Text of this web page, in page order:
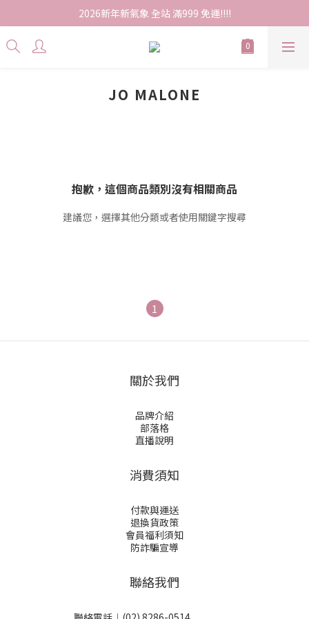
2026新年新氣象 全站 滿999 免運!!!!
JO MALONE
抱歉，這個商品類別沒有相關商品
建議您，選擇其他分類或者使用關鍵字搜尋
1
關於我們
品牌介紹
部落格
直播說明
消費須知
付款與運送
退換貨政策
會員福利須知
防詐騙宣導
聯絡我們